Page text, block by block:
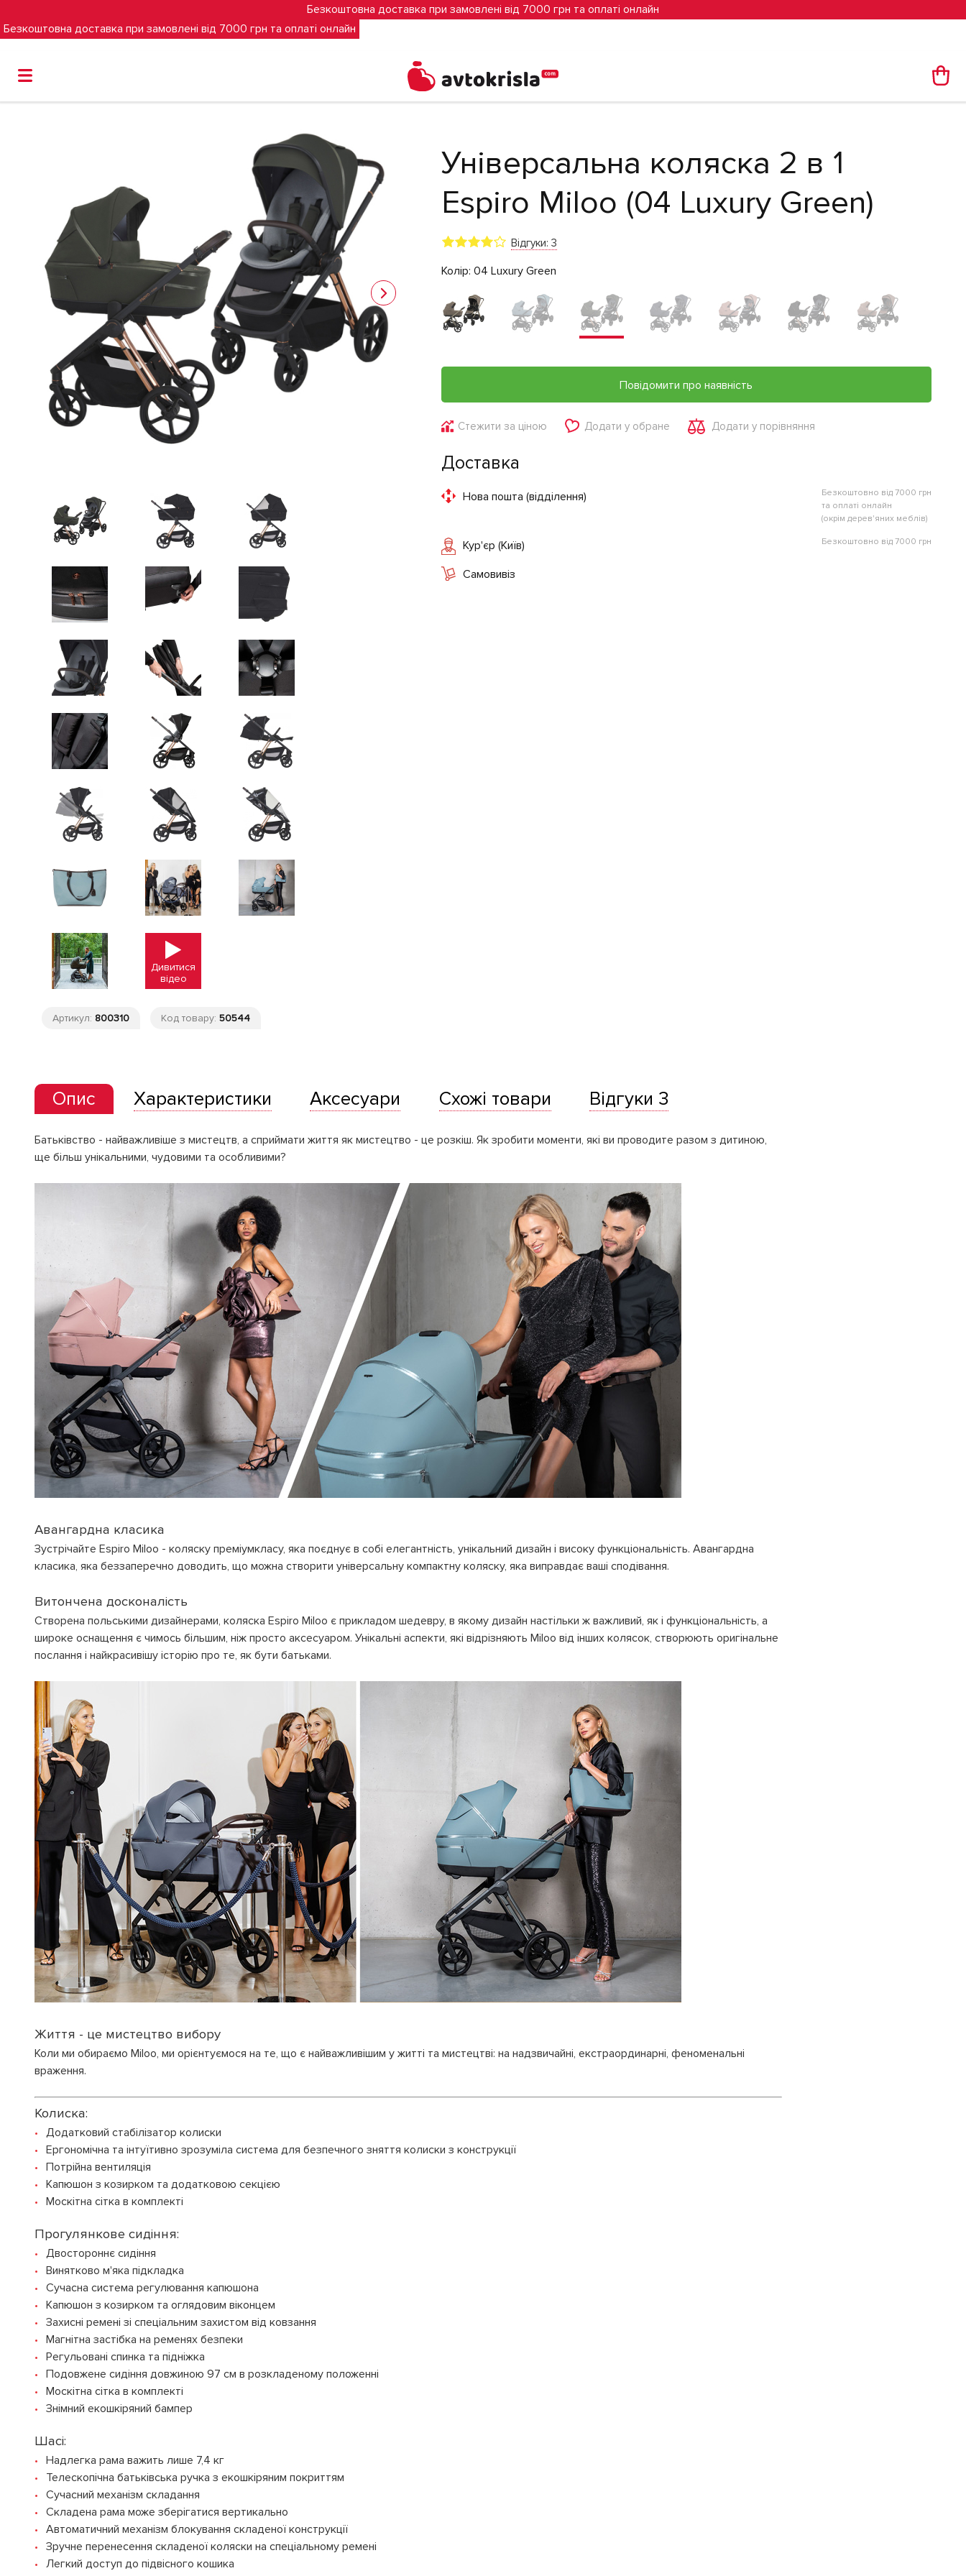
Безкоштовна доставка при замовлені від 7000 грн та оплаті онлайн
Безкоштовна доставка при замовлені від 7000 грн та оплаті онлайн
Дивитися
відео
Артикул: 800310 Код товару: 50544
Універсальна коляска 2 в 1
Espiro Miloo (04 Luxury Green)
Відгуки: 3
Колір: 04 Luxury Green
Повідомити про наявність
Стежити за ціною Додати у обране Додати у порівняння
Доставка
Нова пошта (відділення)
Безкоштовно від 7000 грн
та оплаті онлайн
(окрім дерев'яних меблів)
Кур'єр (Київ) Безкоштовно від 7000 грн
Самовивіз
Опис Характеристики Аксесуари Схожі товари Відгуки 3
Батьківство - найважливіше з мистецтв, а сприймати життя як мистецтво - це розкіш. Як зробити моменти, які ви проводите разом з дитиною,
ще більш унікальними, чудовими та особливими?
Авангардна класика
Зустрічайте Espiro Miloo - коляску преміумкласу, яка поєднує в собі елегантність, унікальний дизайн і високу функціональність. Авангардна
класика, яка беззаперечно доводить, що можна створити універсальну компактну коляску, яка виправдає ваші сподівання.
Витончена досконалість
Створена польськими дизайнерами, коляска Espiro Miloo є прикладом шедевру, в якому дизайн настільки ж важливий, як і функціональність, а
широке оснащення є чимось більшим, ніж просто аксесуаром. Унікальні аспекти, які відрізняють Miloo від інших колясок, створюють оригінальне
послання і найкрасивішу історію про те, як бути батьками.
Життя - це мистецтво вибору
Коли ми обираємо Miloo, ми орієнтуємося на те, що є найважливішим у житті та мистецтві: на надзвичайні, екстраординарні, феноменальні
враження.
Колиска:
Додатковий стабілізатор колиски
Ергономічна та інтуїтивно зрозуміла система для безпечного зняття колиски з конструкції
Потрійна вентиляція
Капюшон з козирком та додатковою секцією
Москітна сітка в комплекті
Прогулянкове сидіння:
Двостороннє сидіння
Винятково м'яка підкладка
Сучасна система регулювання капюшона
Капюшон з козирком та оглядовим віконцем
Захисні ремені зі спеціальним захистом від ковзання
Магнітна застібка на ременях безпеки
Регульовані спинка та підніжка
Подовжене сидіння довжиною 97 см в розкладеному положенні
Москітна сітка в комплекті
Знімний екошкіряний бампер
Шасі:
Надлегка рама важить лише 7,4 кг
Телескопічна батьківська ручка з екошкіряним покриттям
Сучасний механізм складання
Складена рама може зберігатися вертикально
Автоматичний механізм блокування складеної конструкції
Зручне перенесення складеної коляски на спеціальному ремені
Легкий доступ до підвісного кошика